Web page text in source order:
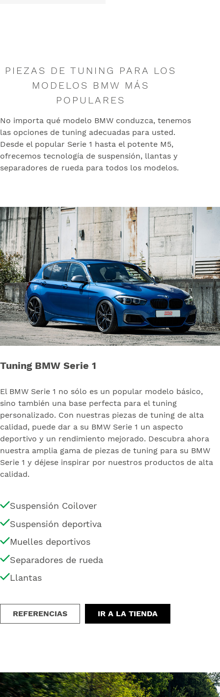
PIEZAS DE TUNING PARA LOS
MODELOS BMW MÁS
POPULARES
No importa qué modelo BMW conduzca, tenemos
las opciones de tuning adecuadas para usted.
Desde el popular Serie 1 hasta el potente M5,
ofrecemos tecnología de suspensión, llantas y
separadores de rueda para todos los modelos.
Tuning BMW Serie 1
El BMW Serie 1 no sólo es un popular modelo básico,
sino también una base perfecta para el tuning
personalizado. Con nuestras piezas de tuning de alta
calidad, puede dar a su BMW Serie 1 un aspecto
deportivo y un rendimiento mejorado. Descubra ahora
nuestra amplia gama de piezas de tuning para su BMW
Serie 1 y déjese inspirar por nuestros productos de alta
calidad.
Suspensión Coilover
Suspensión deportiva
Muelles deportivos
Separadores de rueda
Llantas
REFERENCIAS IR A LA TIENDA